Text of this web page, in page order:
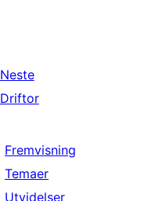
Neste
Driftor
Fremvisning
Temaer
Utvidelser